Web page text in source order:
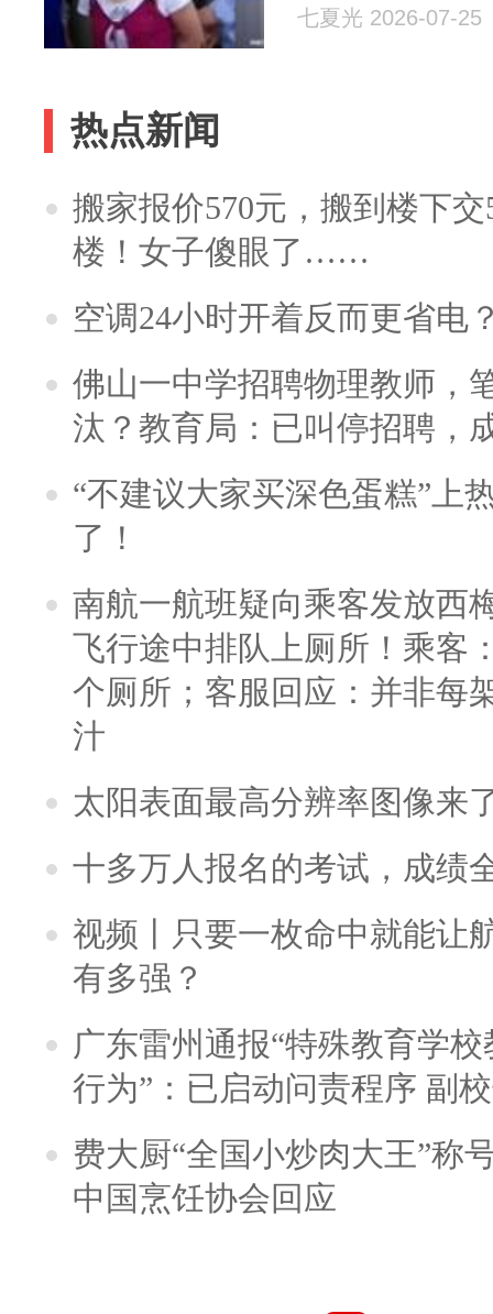
七夏光 2026-07-25
热点新闻
搬家报价570元，搬到楼下
楼！女子傻眼了……
空调24小时开着反而更省电
佛山一中学招聘物理教师，
汰？教育局：已叫停招聘，
“不建议大家买深色蛋糕”上
了！
南航一航班疑向乘客发放西
飞行途中排队上厕所！乘客
个厕所；客服回应：并非每
汁
太阳表面最高分辨率图像来
十多万人报名的考试，成绩
视频丨只要一枚命中就能让
有多强？
广东雷州通报“特殊教育学
行为”：已启动问责程序 副
费大厨“全国小炒肉大王”称
中国烹饪协会回应